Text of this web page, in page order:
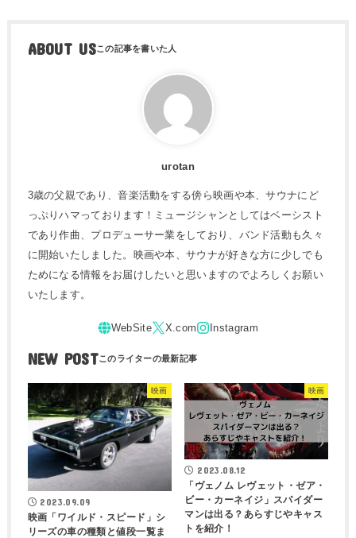
ABOUT US
urotan
3歳の父親であり、音楽活動をする傍ら映画や本、サウナにど
っぷりハマっております！ミュージシャンとしてはベーシスト
であり作曲、プロデューサー業をしており、バンド活動も久々
に開始いたしました。映画や本、サウナが好きな方に少しでも
ためになる情報をお届けしたいと思いますのでよろしくお願い
いたします。
NEW POST
映画
2023.09.09
映画「ワイルド・スピード」シ
リーズの車の種類と値段一覧ま
映画
2023.08.12
「ヴェノム レヴェット・ゼア・
ビー・カーネイジ」スパイダー
マンは出る？あらすじやキャス
トを紹介！